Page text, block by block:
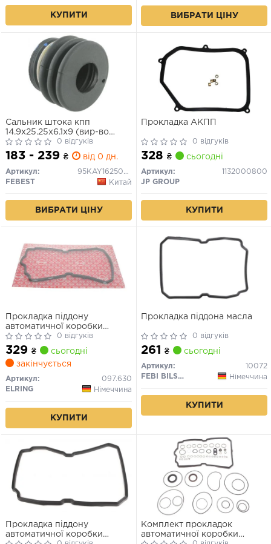
КУПИТИ ВИБРАТИ ЦІНУ
Сальник штока кпп
14.9x25.25x6.1x9 (вир-во
FEBEST)
0 відгуків
183 - 239 ₴ від 0 дн.
Артикул:
95KAY16250609X
FEBEST
Китай
ВИБРАТИ ЦІНУ
Прокладка АКПП
0 відгуків
328 ₴ сьогодні
Артикул:
1132000800
JP GROUP
КУПИТИ
Прокладка піддону
автоматичної коробки
передач
0 відгуків
329 ₴
сьогодні
закінчується
Артикул:
097.630
ELRING
Німеччина
КУПИТИ
Прокладка піддона масла
0 відгуків
261 ₴ сьогодні
Артикул:
10072
FEBI BILSTEIN
Німеччина
КУПИТИ
Прокладка піддону
автоматичної коробки
Комплект прокладок
автоматичної коробки